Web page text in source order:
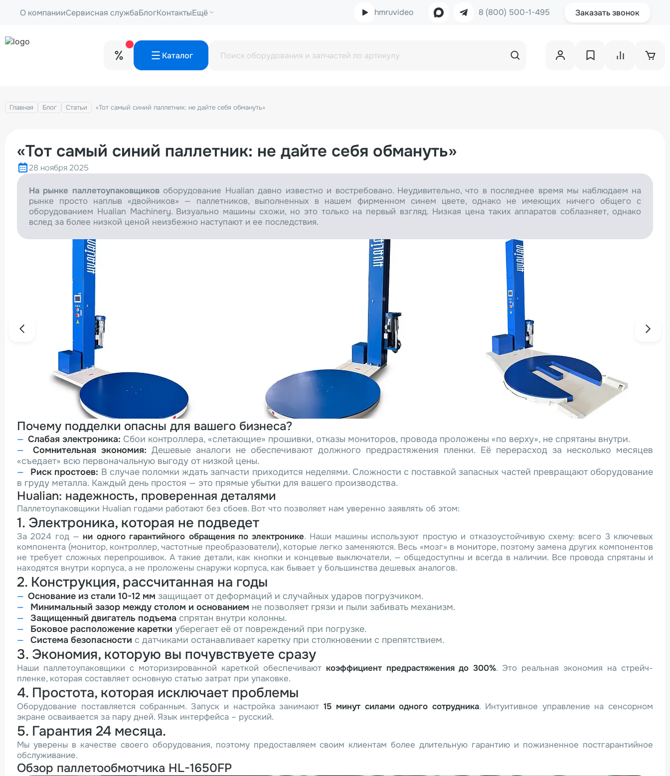
О компанииСервисная службаБлогКонтактыЕщё hmruvideo 8 (800) 500-1-495 Заказать звонок
Каталог
Главная Блог Статьи «Тот самый синий паллетник: не дайте себя обмануть»
«Тот самый синий паллетник: не дайте себя обмануть»
28 ноября 2025
На рынке паллетоупаковщиковоборудование Hualian давно известно и востребовано. Неудивительно, что в последнее время мы наблюдаем на
рынке просто наплыв «двойников» — паллетников, выполненных в нашем фирменном синем цвете, однако не имеющих ничего общего с
оборудованием Hualian Machinery. Визуально машины схожи, но это только на первый взгляд. Низкая цена таких аппаратов соблазняет, однако
вслед за более низкой ценой неизбежно наступают и ее последствия.
Почему подделки опасны для вашего бизнеса?
Слабая электроника: Сбои контроллера, «слетающие» прошивки, отказы мониторов, провода проложены «по верху», не спрятаны внутри.
Сомнительная экономия: Дешевые аналоги не обеспечивают должного предрастяжения пленки. Её перерасход за несколько месяцев
«съедает» всю первоначальную выгоду от низкой цены.
Риск простоев: В случае поломки ждать запчасти приходится неделями. Сложности с поставкой запасных частей превращают оборудование
в груду металла. Каждый день простоя — это прямые убытки для вашего производства.
Hualian: надежность, проверенная деталями
Паллетоупаковщики Hualian годами работают без сбоев. Вот что позволяет нам уверенно заявлять об этом:
1. Электроника, которая не подведет
За 2024 год — ни одного гарантийного обращения по электронике. Наши машины используют простую и отказоустойчивую схему: всего 3 ключевых
компонента (монитор, контроллер, частотные преобразователи), которые легко заменяются. Весь «мозг» в мониторе, поэтому замена других компонентов
не требует сложных перепрошивок. А такие детали, как кнопки и концевые выключатели, — общедоступны и всегда в наличии. Все провода спрятаны и
находятся внутри корпуса, а не проложены снаружи корпуса, как бывает у большинства дешевых аналогов.
2. Конструкция, рассчитанная на годы
Основание из стали 10-12 мм защищает от деформаций и случайных ударов погрузчиком.
Минимальный зазор между столом и основанием не позволяет грязи и пыли забивать механизм.
Защищенный двигатель подъема спрятан внутри колонны.
Боковое расположение каретки уберегает её от повреждений при погрузке.
Система безопасности с датчиками останавливает каретку при столкновении с препятствием.
3. Экономия, которую вы почувствуете сразу
Наши паллетоупаковщики с моторизированной кареткой обеспечивают коэффициент предрастяжения до 300%. Это реальная экономия на стрейч-
пленке, которая составляет основную статью затрат при упаковке.
4. Простота, которая исключает проблемы
Оборудование поставляется собранным. Запуск и настройка занимают15 минут силами одного сотрудника. Интуитивное управление на сенсорном
экране осваивается за пару дней. Язык интерфейса – русский.
5. Гарантия 24 месяца.
Мы уверены в качестве своего оборудования, поэтому предоставляем своим клиентам более длительную гарантию и пожизненное постгарантийное
обслуживание.
Обзор паллетообмотчика HL-1650FP